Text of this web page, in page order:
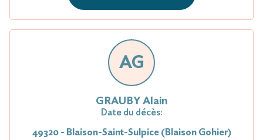
AG
GRAUBY Alain
Date du décès:
49320 - Blaison-Saint-Sulpice (Blaison Gohier)